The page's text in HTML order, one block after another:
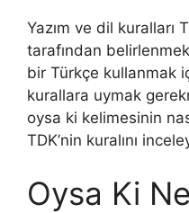
Yazım ve dil kuralları
tarafından
bir Türkçe kullanmak
kurallara uymak
oysa ki kelimesinin
TDK’nin kuralını
Oysa Ki